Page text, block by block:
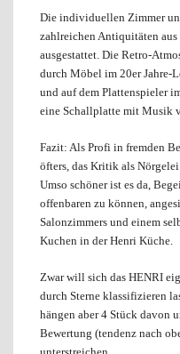
Die individuellen Zimmer
zahlreichen Antiquitäten aus
ausgestattet. Die Retro-
durch Möbel im 20er Jahre-
und auf dem Plattenspieler
eine Schallplatte mit Musik
Fazit: Als Profi in fremden
öfters, das Kritik als
Umso schöner ist es da,
offenbaren zu können,
Salonzimmers und einem
Kuchen in der Henri Küche.
Zwar will sich das HENRI
durch Sterne klassifizieren
hängen aber 4 Stück davon
Bewertung (tendenz nach